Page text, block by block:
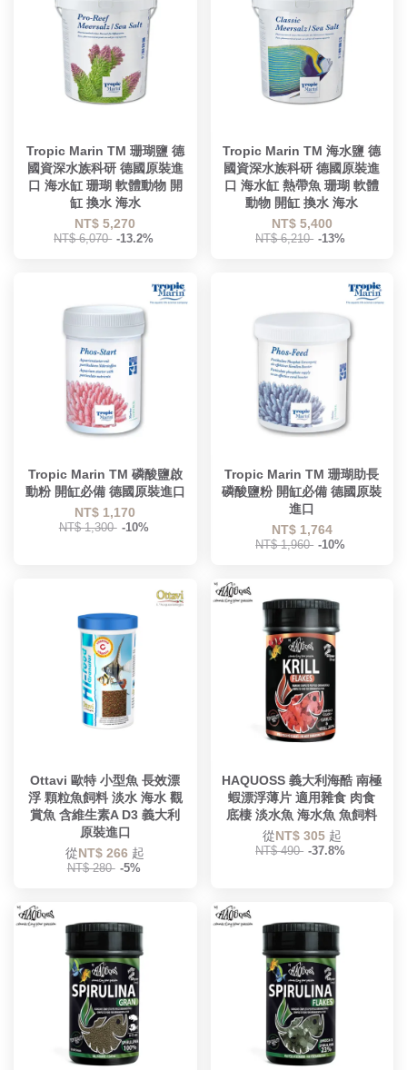
Tropic Marin TM 珊瑚鹽 德
國資深水族科研 德國原裝進
口 海水缸 珊瑚 軟體動物 開
缸 換水 海水
NT$ 5,270
NT$ 6,070 -13.2%
Tropic Marin TM 海水鹽 德
國資深水族科研 德國原裝進
口 海水缸 熱帶魚 珊瑚 軟體
動物 開缸 換水 海水
NT$ 5,400
NT$ 6,210 -13%
Tropic Marin TM 磷酸鹽啟
動粉 開缸必備 德國原裝進口
NT$ 1,170
NT$ 1,300 -10%
Tropic Marin TM 珊瑚助長
磷酸鹽粉 開缸必備 德國原裝
進口
NT$ 1,764
NT$ 1,960 -10%
Ottavi 歐特 小型魚 長效漂
浮 顆粒魚飼料 淡水 海水 觀
賞魚 含維生素A D3 義大利
原裝進口
從NT$ 266 起
NT$ 280 -5%
HAQUOSS 義大利海酷 南極
蝦漂浮薄片 適用雜食 肉食
底棲 淡水魚 海水魚 魚飼料
從NT$ 305 起
NT$ 490 -37.8%